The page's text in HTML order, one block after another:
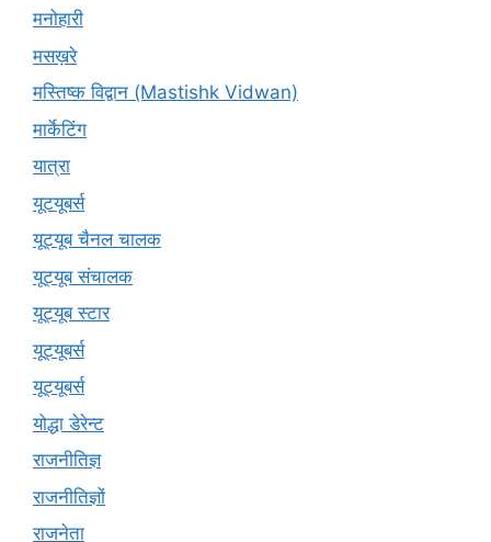
मनोहारी
मसख़रे
मस्तिष्क विद्वान (Mastishk Vidwan)
मार्केटिंग
यात्रा
यूटयूबर्स
यूट्यूब चैनल चालक
यूट्यूब संचालक
यूट्यूब स्टार
यूट्‍यूबर्स
यूट्यूबर्स
योद्धा डेरेन्ट
राजनीतिज्ञ
राजनीतिज्ञों
राजनेता